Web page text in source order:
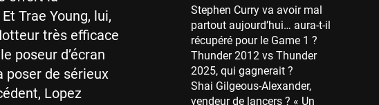
Trae Young, lui,
très efficace
poseur d’écran
poser de sérieux
Lopez
Milwaukee Bucks
82 sessions
Hoop Culture
73 sessions
Oklahoma City Thunder
69 sessions
Stephen Curry va avoir mal
partout aujourd’hui… aura-t-il
récupéré pour le Game 1 ?
Thunder 2012 vs Thunder
2025, qui gagnerait ?
Shai Gilgeous-Alexander,
vendeur de lancers ? « Un